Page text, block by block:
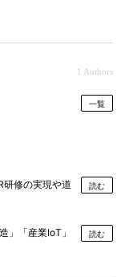
1 Authors
一覧
修の実現や道
読む
」「産業IoT」
読む